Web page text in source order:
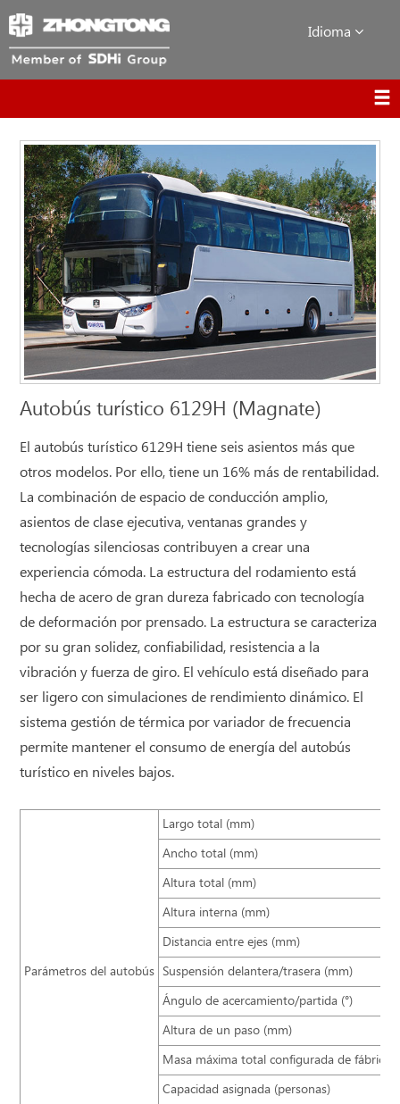
Idioma
Autobús turístico 6129H (Magnate)
El autobús turístico 6129H tiene seis asientos más que
otros modelos. Por ello, tiene un 16% más de rentabilidad.
La combinación de espacio de conducción amplio,
asientos de clase ejecutiva, ventanas grandes y
tecnologías silenciosas contribuyen a crear una
experiencia cómoda. La estructura del rodamiento está
hecha de acero de gran dureza fabricado con tecnología
de deformación por prensado. La estructura se caracteriza
por su gran solidez, confiabilidad, resistencia a la
vibración y fuerza de giro. El vehículo está diseñado para
ser ligero con simulaciones de rendimiento dinámico. El
sistema gestión de térmica por variador de frecuencia
permite mantener el consumo de energía del autobús
turístico en niveles bajos.
Parámetros del autobús
Largo total (mm)
Ancho total (mm)
Altura total (mm)
Altura interna (mm)
Distancia entre ejes (mm)
Suspensión delantera/trasera (mm)
Ángulo de acercamiento/partida (°)
Altura de un paso (mm)
Masa máxima total configurada de fábrica
Capacidad asignada (personas)